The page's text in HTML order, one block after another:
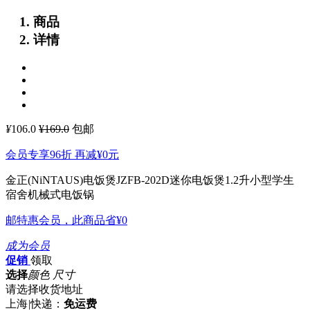
商品
详情
¥106.0 ¥169.0 包邮
会员专享96折 再减¥0元
金正(NiNTAUS)电饭煲JZFB-202D迷你电饭煲1.2升小型学生
宿舍机械式电饭锅
邮特惠会员，此商品省¥0
成为会员
促销 领取
选择颜色 尺寸
请选择收货地址
上海|快递： 免运费